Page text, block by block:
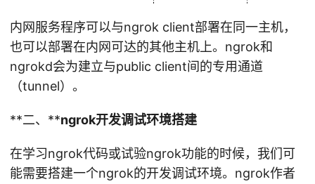
内网服务程序可以与ngrok client部署在同一主机，
也可以部署在内网可达的其他主机上。ngrok和
ngrokd会为建立与public client间的专用通道
（tunnel）。
**二、**ngrok开发调试环境搭建
在学习ngrok代码或试验ngrok功能的时候，我们可
能需要搭建一个ngrok的开发调试环境。ngrok作者